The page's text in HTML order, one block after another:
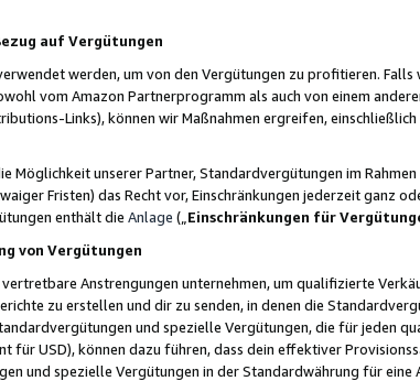
auf Vergütungen
werden, um von den Vergütungen zu profitieren.
vom Amazon Partnerprogramm als auch von einem
Links), können wir Maßnahmen ergreifen,
Möglichkeit unserer Partner, Standardvergütungen im
Fristen) das Recht vor, Einschränkungen jederzeit ganz
enthält die Anlage („ Einschränkungen für
von Vergütungen
Anstrengungen unternehmen, um qualifizierte
zu erstellen und dir zu senden, in denen die
und spezielle Vergütungen, die für jeden
für USD), können dazu führen, dass dein effektiver
und spezielle Vergütungen in der Standardwährung für